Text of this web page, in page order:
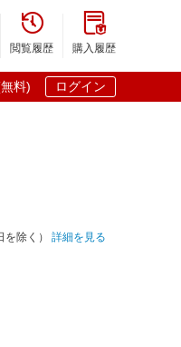

閲覧履歴

購入履歴
料) ログイン
除く） 詳細を見る